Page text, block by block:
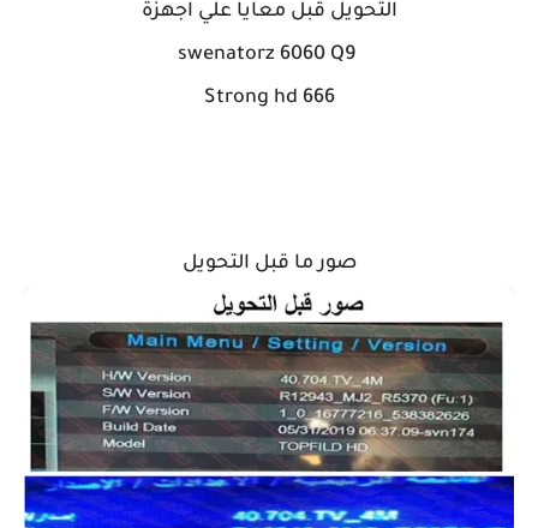
التحويل قبل معايا علي اجهزة
Strong hd 666
صور ما قبل التحويل